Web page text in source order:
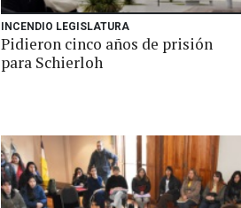
INCENDIO LEGISLATURA
Pidieron cinco años de prisión
para Schierloh